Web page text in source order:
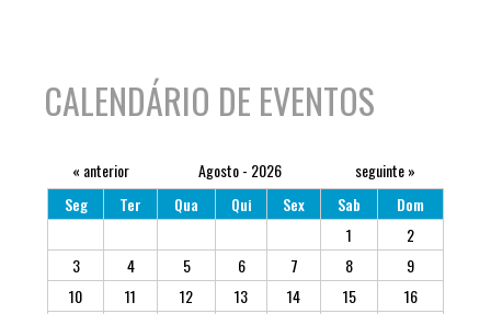
CALENDÁRIO DE EVENTOS
« anterior Agosto - 2026
seguinte »
Seg
Ter Qua Qui Sex Sab
Dom
1
2
3
4 5 6 7 8
9
10
11 12 13 14 15
16